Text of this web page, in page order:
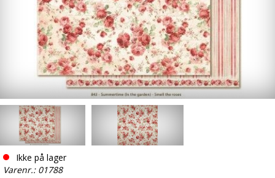
Ikke på lager
Varenr.: 01788